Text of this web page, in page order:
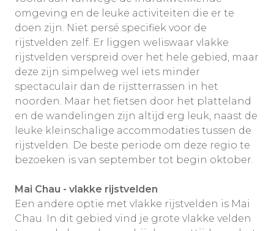
omgeving en de leuke activiteiten die er te
doen zijn. Niet persé specifiek voor de
rijstvelden zelf. Er liggen weliswaar vlakke
rijstvelden verspreid over het hele gebied, maar
deze zijn simpelweg wel iets minder
spectaculair dan de rijstterrassen in het
noorden. Maar het fietsen door het platteland
en de wandelingen zijn altijd erg leuk, naast de
leuke kleinschalige accommodaties tussen de
rijstvelden. De beste periode om deze regio te
bezoeken is van september tot begin oktober.
Mai Chau - vlakke rijstvelden
Een andere optie met vlakke rijstvelden is Mai
Chau. In dit gebied vind je grote vlakke velden